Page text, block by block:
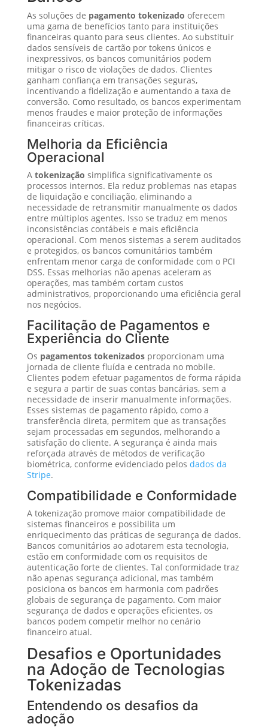
As soluções de pagamento tokenizado oferecem
uma gama de benefícios tanto para instituições
financeiras quanto para seus clientes. Ao substituir
dados sensíveis de cartão por tokens únicos e
inexpressivos, os bancos comunitários podem
mitigar o risco de violações de dados. Clientes
ganham confiança em transações seguras,
incentivando a fidelização e aumentando a taxa de
conversão. Como resultado, os bancos experimentam
menos fraudes e maior proteção de informações
financeiras críticas.
Melhoria da Eficiência
Operacional
A tokenização simplifica significativamente os
processos internos. Ela reduz problemas nas etapas
de liquidação e conciliação, eliminando a
necessidade de retransmitir manualmente os dados
entre múltiplos agentes. Isso se traduz em menos
inconsistências contábeis e mais eficiência
operacional. Com menos sistemas a serem auditados
e protegidos, os bancos comunitários também
enfrentam menor carga de conformidade com o PCI
DSS. Essas melhorias não apenas aceleram as
operações, mas também cortam custos
administrativos, proporcionando uma eficiência geral
nos negócios.
Facilitação de Pagamentos e
Experiência do Cliente
Os pagamentos tokenizadosproporcionam uma
jornada de cliente fluída e centrada no mobile.
Clientes podem efetuar pagamentos de forma rápida
e segura a partir de suas contas bancárias, sem a
necessidade de inserir manualmente informações.
Esses sistemas de pagamento rápido, como a
transferência direta, permitem que as transações
sejam processadas em segundos, melhorando a
satisfação do cliente. A segurança é ainda mais
reforçada através de métodos de verificação
biométrica, conforme evidenciado pelos dados da
Stripe.
Compatibilidade e Conformidade
A tokenização promove maior compatibilidade de
sistemas financeiros e possibilita um
enriquecimento das práticas de segurança de dados.
Bancos comunitários ao adotarem esta tecnologia,
estão em conformidade com os requisitos de
autenticação forte de clientes. Tal conformidade traz
não apenas segurança adicional, mas também
posiciona os bancos em harmonia com padrões
globais de segurança de pagamento. Com maior
segurança de dados e operações eficientes, os
bancos podem competir melhor no cenário
financeiro atual.
Desafios e Oportunidades
na Adoção de Tecnologias
Tokenizadas
Entendendo os desafios da
adoção